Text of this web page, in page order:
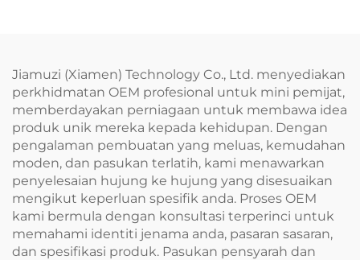
Jiamuzi (Xiamen) Technology Co., Ltd. menyediakan
perkhidmatan OEM profesional untuk mini pemijat,
memberdayakan perniagaan untuk membawa idea
produk unik mereka kepada kehidupan. Dengan
pengalaman pembuatan yang meluas, kemudahan
moden, dan pasukan terlatih, kami menawarkan
penyelesaian hujung ke hujung yang disesuaikan
mengikut keperluan spesifik anda. Proses OEM
kami bermula dengan konsultasi terperinci untuk
memahami identiti jenama anda, pasaran sasaran,
dan spesifikasi produk. Pasukan pensyarah dan